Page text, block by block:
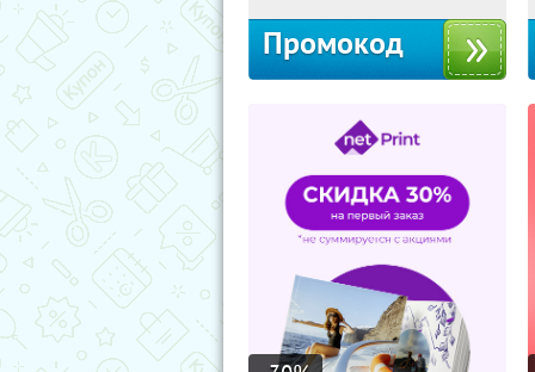
Промокод